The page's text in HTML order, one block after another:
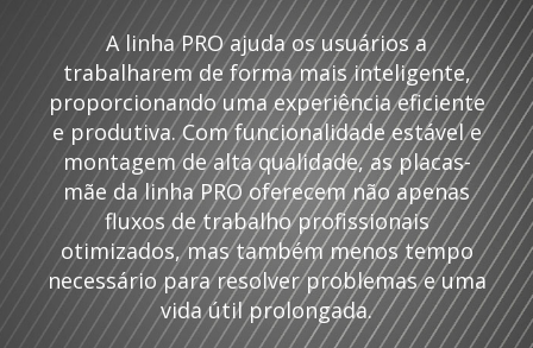
A linha PRO ajuda os usuários a
trabalharem de forma mais inteligente,
proporcionando uma experiência eficiente
e produtiva. Com funcionalidade estável e
montagem de alta qualidade, as placas-
mãe da linha PRO oferecem não apenas
fluxos de trabalho profissionais
otimizados, mas também menos tempo
necessário para resolver problemas e uma
vida útil prolongada.